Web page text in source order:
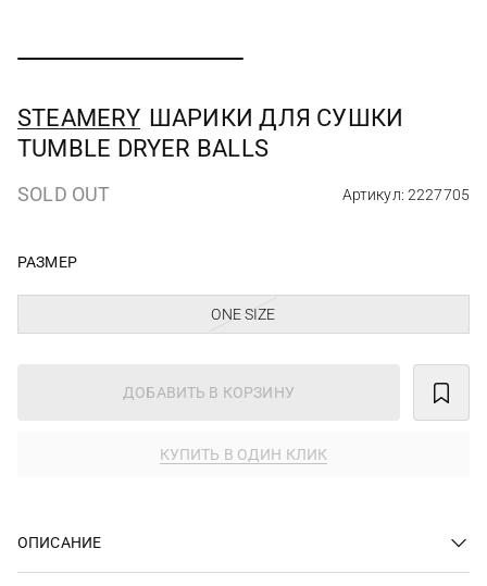
STEAMERY ШАРИКИ ДЛЯ СУШКИ
TUMBLE DRYER BALLS
SOLD OUT Артикул: 2227705
РАЗМЕР
ONE SIZE
ДОБАВИТЬ В КОРЗИНУ
КУПИТЬ В ОДИН КЛИК
ОПИСАНИЕ